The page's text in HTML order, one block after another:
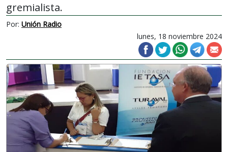
gremialista.
Por: Unión Radio
lunes, 18 noviembre 2024